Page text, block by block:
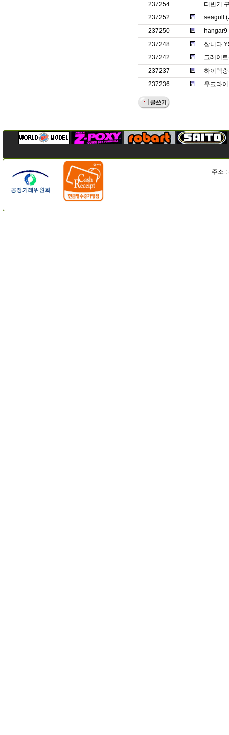
237254
터빈기
237252
seagull (
237250
hangar9
237248
삽니다
237242
그레이
237237
하이텍
237236
우크라
주소